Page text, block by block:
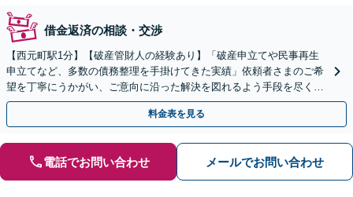
借金返済の相談・交渉
【​西元町駅1分】【破産管財人の経験あり】「破産申立てや民事再生
申立てなど、多数の債務整理を手掛けてきた実績」依頼者さまのご希
望を丁寧にうかがい、ご意向に沿った解決を図れるよう手段を尽くし
てサポート「法人破産に関わる問題を総合的に解決」
料金表を見る
電話でお問い合わせ メールでお問い合わせ